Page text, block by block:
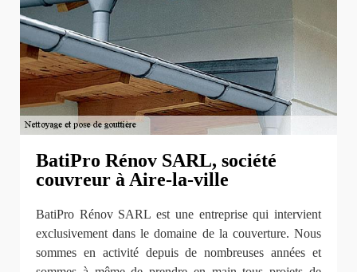
BatiPro Rénov SARL, société
couvreur à Aire-la-ville
BatiPro Rénov SARL est une entreprise qui intervient
exclusivement dans le domaine de la couverture. Nous
sommes en activité depuis de nombreuses années et